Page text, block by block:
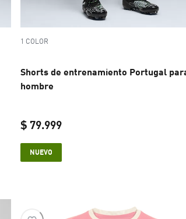
1 COLOR
Shorts de entrenamiento Portugal
hombre
$ 79.999
NUEVO